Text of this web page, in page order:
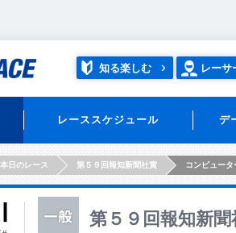
知る楽しむ レーサ
レーススケジュール デ
本日のレース 第５９回報知新聞社賞 コンピュータ
第５９回報知新聞